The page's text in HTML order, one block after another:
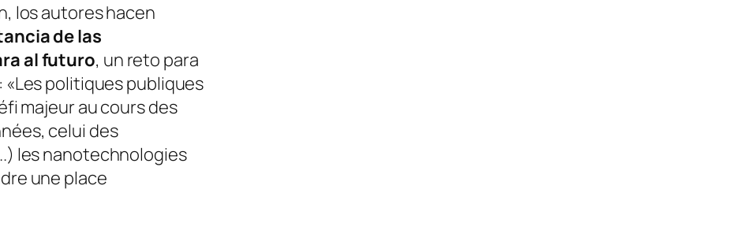
los autores hacen
de las
al futuro, un reto para
«Les politiques publiques
majeur au cours des
celui des
les nanotechnologies
une place